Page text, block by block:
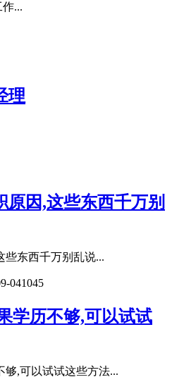
...
理
原因,这些东西千万别
些东西千万别乱说...
041045
学历不够,可以试试
够,可以试试这些方法...